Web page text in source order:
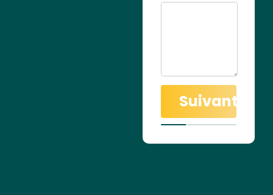
Suivant